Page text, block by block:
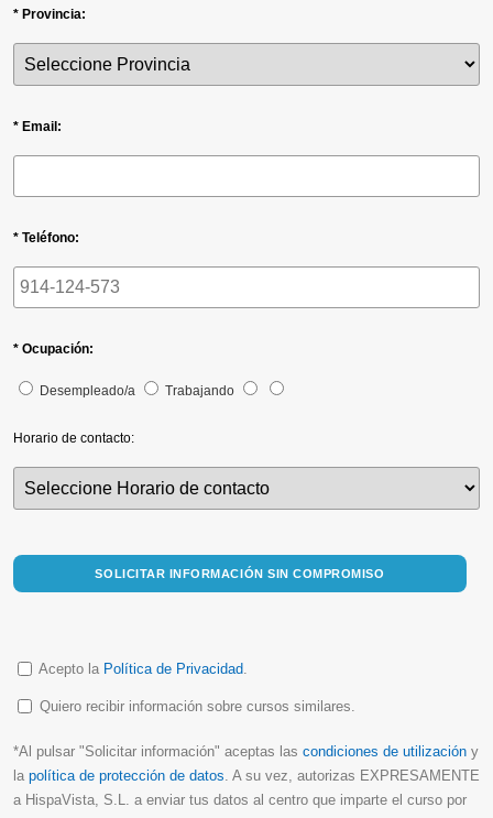
* Provincia:
* Email:
* Teléfono:
* Ocupación:
Desempleado/a Trabajando
Horario de contacto:
SOLICITAR INFORMACIÓN SIN COMPROMISO
Acepto la Política de Privacidad.
Quiero recibir información sobre cursos similares.
*Al pulsar "Solicitar información" aceptas las condiciones de utilización y
la política de protección de datos. A su vez, autorizas EXPRESAMENTE
a HispaVista, S.L. a enviar tus datos al centro que imparte el curso por